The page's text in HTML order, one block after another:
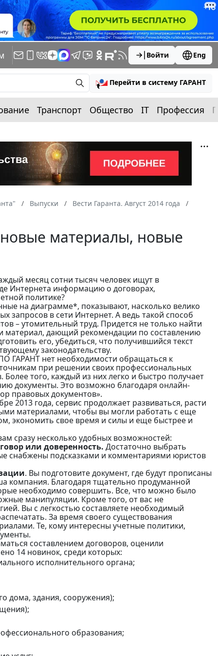
Войти Eng
Перейти в систему ГАРАНТ
Транспорт Общество IT Профессия
Выпуски
Вести Гаранта. Август 2014 года
материалы, новые
месяц сотни тысяч человек ищут в
Интернета информацию о договорах,
политике?
на диаграмме*, показывают, насколько велико
запросов в сети Интернет. А ведь такой способ
– утомительный труд. Придется не только найти
материал, дающий рекомендации по составлению
его, убедиться, что получившийся текст
законодательству.
ГАРАНТ нет необходимости обращаться к
при решении своих профессиональных
Более того, каждый из них легко и быстро получает
документы. Это возможно благодаря онлайн-
правовых документов».
2013 года, сервис продолжает развиваться, расти
материалами, чтобы вы могли работать с еще
экономить свое время и силы и еще быстрее и
сразу несколько удобных возможностей:
или доверенность. Достаточно выбрать
снабжены подсказками и комментариями юристов
. Вы подготовите документ, где будут прописаны
компания. Благодаря тщательно продуманной
необходимо совершить. Все, что можно было
манипуляции. Кроме того, от вас не
Вы с легкостью составляете необходимый
За время своего существования
Те, кому интересны учетные политики,
составлением договоров, оценили
14 новинок, среди которых:
исполнительного органа;
дома, здания, сооружения);
образования;